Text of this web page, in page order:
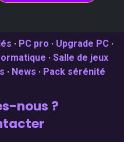
· PC pro · Upgrade PC ·
· Salle de jeux
· News · Pack sérénité
nous ?